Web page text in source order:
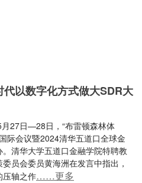
以数字化方式做大SDR大
27日—28日，“布雷顿森林体
际会议暨2024清华五道口全球金
清华大学五道口金融学院特聘教
员会委员黄海洲在发言中指出，
压轴之作……更多